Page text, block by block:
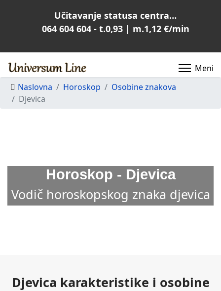
Učitavanje statusa centra…
064 604 604 - t.0,93 | m.1,12 €/min
Naslovna Horoskop
Osobine znakova
Djevica
Horoskop - Djevica
Vodič horoskopskog znaka djevica
Djevica karakteristike i osobine